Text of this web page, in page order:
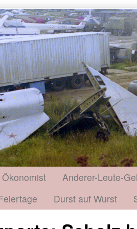
Ökonomist
Anderer-Leute-
Durst auf Wurst